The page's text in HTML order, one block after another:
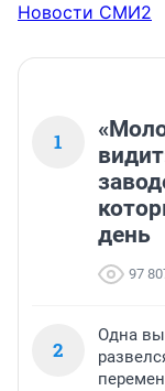
Новости СМИ2
1
день
97
2
Одна